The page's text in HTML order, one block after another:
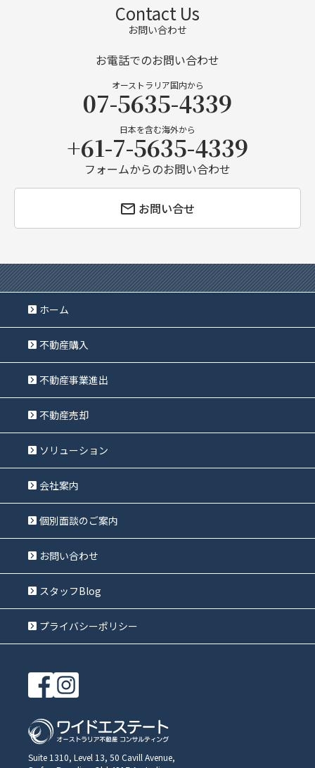
Contact Us
お問い合わせ
お電話でのお問い合わせ
オーストラリア国内から
07-5635-4339
日本を含む海外から
+61-7-5635-4339
フォームからのお問い合わせ
お問い合せ
ホーム
不動産購入
不動産事業進出
不動産売却
ソリューション
会社案内
個別面談のご案内
お問い合わせ
スタッフBlog
プライバシーポリシー
Suite 1310, Level 13, 50 Cavill Avenue,